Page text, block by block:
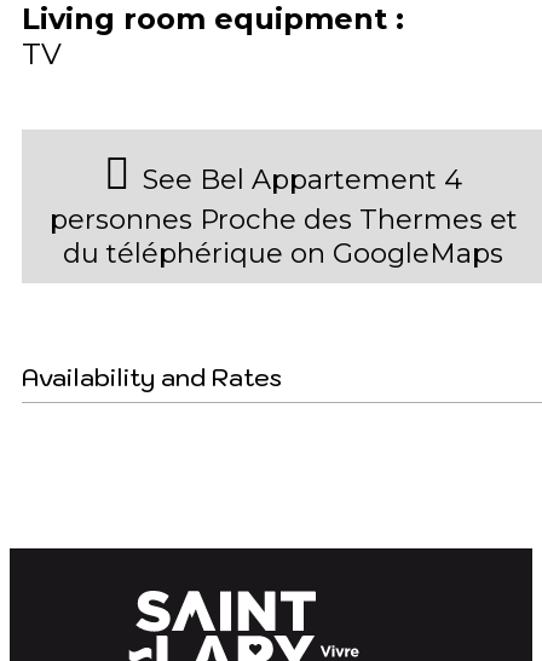
Living room equipment :
TV
See Bel Appartement 4
personnes Proche des Thermes et
du téléphérique on GoogleMaps
Availability and Rates